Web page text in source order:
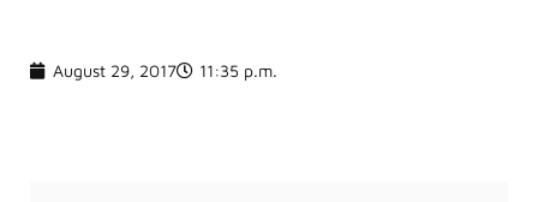
August 29, 2017 11:35 p.m.